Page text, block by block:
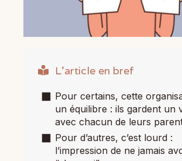
L'article en bref
Pour certains, cette
un équilibre : ils gardent un
avec chacun de leurs
Pour d’autres, c’est lourd :
l’impression de ne jamais